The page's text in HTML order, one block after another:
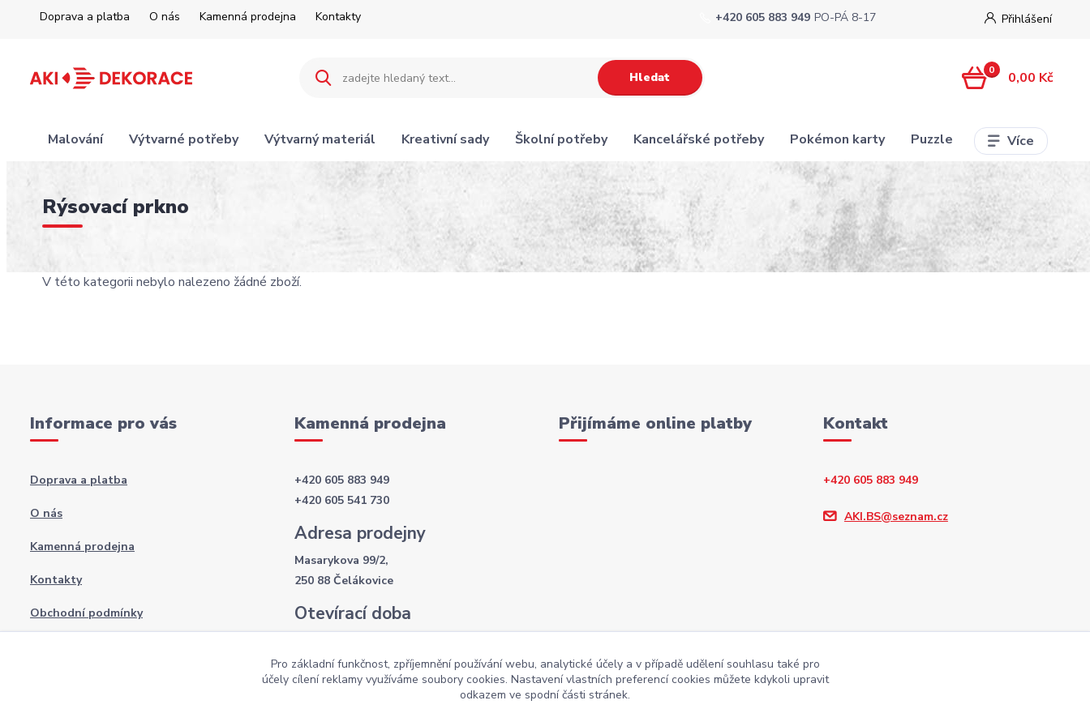
Doprava a platba O nás Kamenná prodejna Kontakty Přihlášení
Hledat
+420 605 883 949 PO-PÁ 8-17
0 0,00 Kč
Malování Výtvarné potřeby Výtvarný materiál Kreativní sady Školní potřeby Kancelářské potřeby Pokémon karty Puzzle Více
Rýsovací prkno
V této kategorii nebylo nalezeno žádné zboží.
Informace pro vás
Doprava a platba
O nás
Kamenná prodejna
Kontakty
Obchodní podmínky
Kamenná prodejna
+420 605 883 949
+420 605 541 730
Adresa prodejny
Masarykova 99/2,
250 88 Čelákovice
Otevírací doba
So: 9:00 - 12:00
Přijímáme online platby Kontakt
+420 605 883 949
AKI.BS@seznam.cz
Pro základní funkčnost, zpříjemnění používání webu, analytické účely a v případě udělení souhlasu také pro
účely cílení reklamy využíváme soubory cookies. Nastavení vlastních preferencí cookies můžete kdykoli upravit
odkazem ve spodní části stránek.